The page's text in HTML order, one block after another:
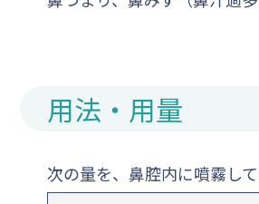
用法・用量
次の量を、鼻腔内に噴霧して